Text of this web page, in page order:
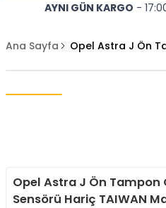
AYNI GÜN KARGO -
Ana Sayfa Opel Astra J Ön
Opel Astra J Ön Tampon
Sensörü Hariç TAIWAN